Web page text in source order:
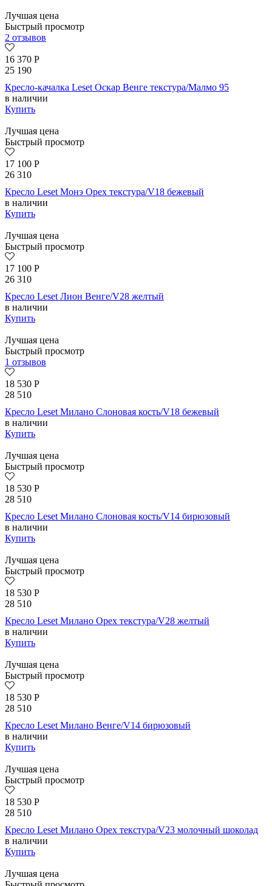
Лучшая цена
Быстрый просмотр
2 отзывов
16 370 Р
25 190
Кресло-качалка Leset Оскар Венге текстура/Малмо 95
в наличии
Купить
Лучшая цена
Быстрый просмотр
17 100 Р
26 310
Кресло Leset Монэ Орех текстура/V18 бежевый
в наличии
Купить
Лучшая цена
Быстрый просмотр
17 100 Р
26 310
Кресло Leset Лион Венге/V28 желтый
в наличии
Купить
Лучшая цена
Быстрый просмотр
1 отзывов
18 530 Р
28 510
Кресло Leset Милано Слоновая кость/V18 бежевый
в наличии
Купить
Лучшая цена
Быстрый просмотр
18 530 Р
28 510
Кресло Leset Милано Слоновая кость/V14 бирюзовый
в наличии
Купить
Лучшая цена
Быстрый просмотр
18 530 Р
28 510
Кресло Leset Милано Орех текстура/V28 желтый
в наличии
Купить
Лучшая цена
Быстрый просмотр
18 530 Р
28 510
Кресло Leset Милано Венге/V14 бирюзовый
в наличии
Купить
Лучшая цена
Быстрый просмотр
18 530 Р
28 510
Кресло Leset Милано Орех текстура/V23 молочный шоколад
в наличии
Купить
Лучшая цена